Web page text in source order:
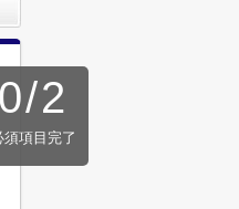
0/2
須項目完了